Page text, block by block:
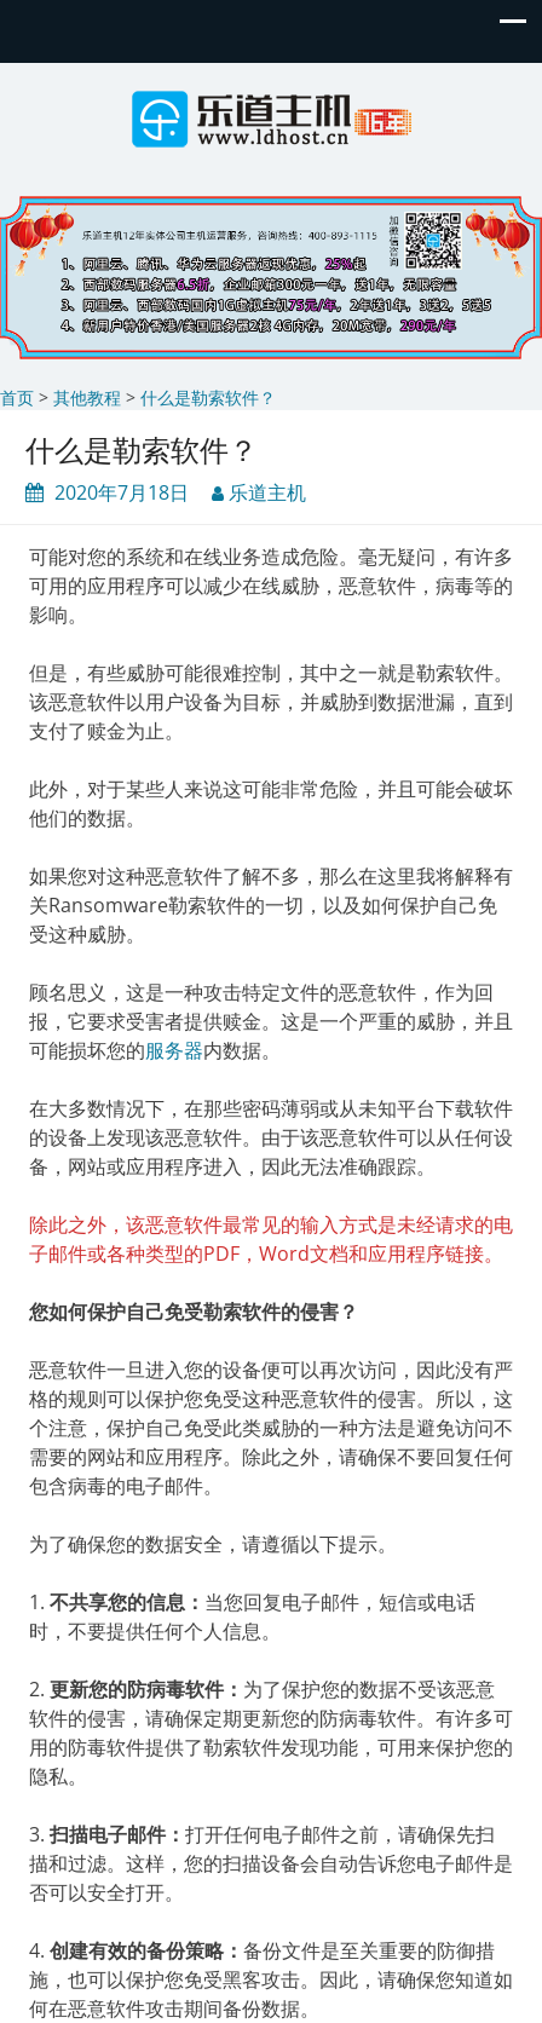
首页 > 其他教程 > 什么是勒索软件？
什么是勒索软件？
2020年7月18日 乐道主机
可能对您的系统和在线业务造成危险。毫无疑问，有许多
可用的应用程序可以减少在线威胁，恶意软件，病毒等的
影响。
但是，有些威胁可能很难控制，其中之一就是勒索软件。
该恶意软件以用户设备为目标，并威胁到数据泄漏，直到
支付了赎金为止。
此外，对于某些人来说这可能非常危险，并且可能会破坏
他们的数据。
如果您对这种恶意软件了解不多，那么在这里我将解释有
关Ransomware勒索软件的一切，以及如何保护自己免
受这种威胁。
顾名思义，这是一种攻击特定文件的恶意软件，作为回
报，它要求受害者提供赎金。这是一个严重的威胁，并且
可能损坏您的服务器内数据。
在大多数情况下，在那些密码薄弱或从未知平台下载软件
的设备上发现该恶意软件。由于该恶意软件可以从任何设
备，网站或应用程序进入，因此无法准确跟踪。
除此之外，该恶意软件最常见的输入方式是未经请求的电
子邮件或各种类型的PDF，Word文档和应用程序链接。
您如何保护自己免受勒索软件的侵害？
恶意软件一旦进入您的设备便可以再次访问，因此没有严
格的规则可以保护您免受这种恶意软件的侵害。所以，这
个注意，保护自己免受此类威胁的一种方法是避免访问不
需要的网站和应用程序。除此之外，请确保不要回复任何
包含病毒的电子邮件。
为了确保您的数据安全，请遵循以下提示。
1. 不共享您的信息： 当您回复电子邮件，短信或电话
时，不要提供任何个人信息。
2. 更新您的防病毒软件： 为了保护您的数据不受该恶意
软件的侵害，请确保定期更新您的防病毒软件。有许多可
用的防毒软件提供了勒索软件发现功能，可用来保护您的
隐私。
3. 扫描电子邮件： 打开任何电子邮件之前，请确保先扫
描和过滤。这样，您的扫描设备会自动告诉您电子邮件是
否可以安全打开。
4. 创建有效的备份策略： 备份文件是至关重要的防御措
施，也可以保护您免受黑客攻击。因此，请确保您知道如
何在恶意软件攻击期间备份数据。